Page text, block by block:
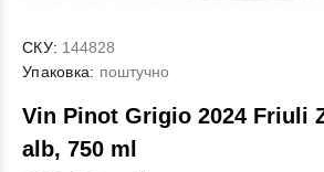
СКУ: 144828
Упаковка: поштучно
Vin Pinot Grigio 2024 Friuli
alb, 750 ml